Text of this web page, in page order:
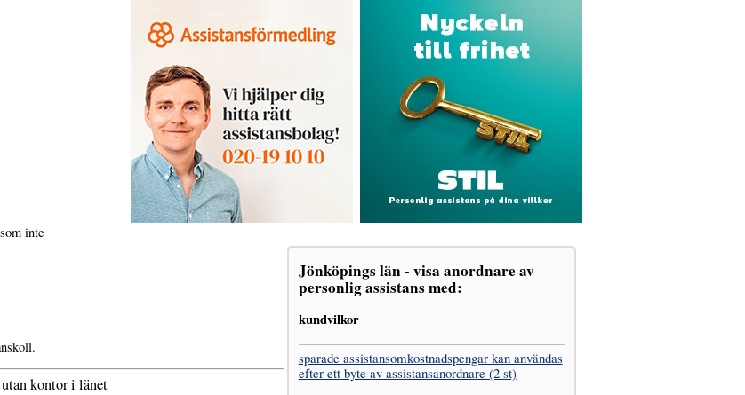
Jönköpings län - visa anordnare av
personlig assistans med:
kundvilkor
sparade assistans­omkostnads­pengar kan användas
efter ett byte av assistans­anordnare (2 st)
som inte
kontor i länet